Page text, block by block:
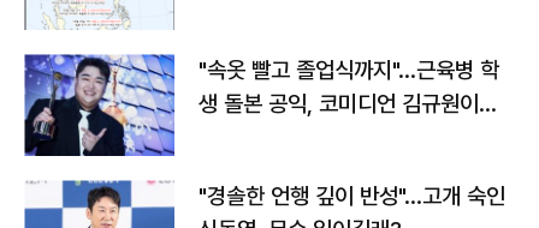
"속옷 빨고 졸업식까지"…근육병 학
생 돌본 공익, 코미디언 김규원이었
"경솔한 언행 깊이 반성"…고개 숙인